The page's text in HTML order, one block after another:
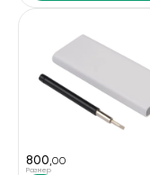
800,00
Размер